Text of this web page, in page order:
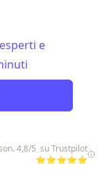
e
4,8/5 su Trustpilot
⭐⭐⭐⭐⭐